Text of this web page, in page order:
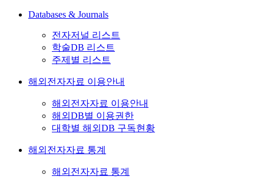
Databases & Journals
전자저널 리스트
학술DB 리스트
주제별 리스트
해외전자자료 이용안내
해외전자자료 이용안내
해외DB별 이용권한
대학별 해외DB 구독현황
해외전자자료 통계
해외전자자료 통계